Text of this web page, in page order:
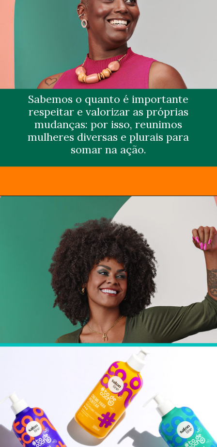
Sabemos o quanto é importante
respeitar e valorizar as próprias
mudanças: por isso, reunimos
mulheres diversas e plurais para
somar na ação.